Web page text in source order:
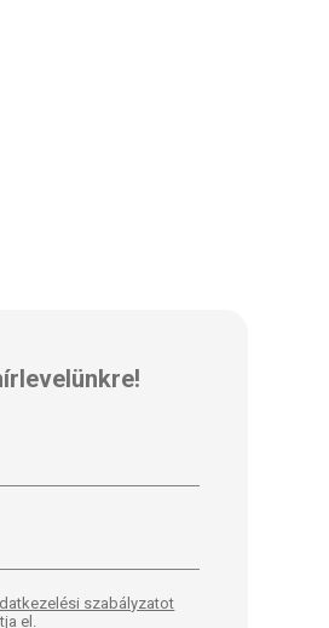
szabályzatot
el.